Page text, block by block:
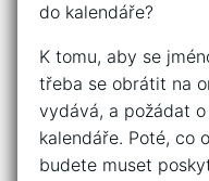
do kalendáře?
K tomu, aby se
třeba se obrátit na
vydává, a požádat
kalendáře. Poté, co
budete muset